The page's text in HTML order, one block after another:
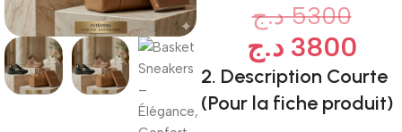
5300 د.ج
3800 د.ج
2. Description Courte
(Pour la fiche produit)